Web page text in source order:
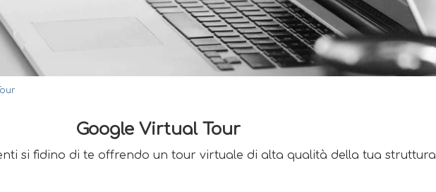
Google Virtual Tour
si fidino di te offrendo un tour virtuale di alta qualità della tua struttura